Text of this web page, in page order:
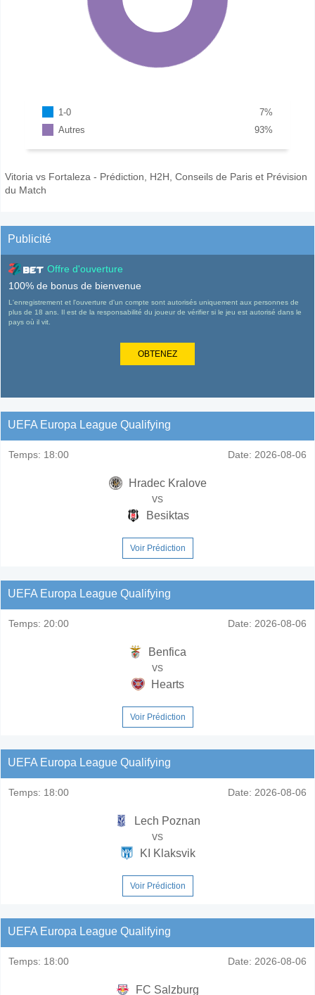
1-0 %
7
Autres
%
93
Vitoria vs Fortaleza - Prédiction, H2H, Conseils de Paris et Prévision
du Match
Publicité
Offre d'ouverture
100% de bonus de bienvenue
L'enregistrement et l'ouverture d'un compte sont autorisés uniquement aux personnes de
plus de 18 ans. Il est de la responsabilité du joueur de vérifier si le jeu est autorisé dans le
pays où il vit.
OBTENEZ
UEFA Europa League Qualifying
Temps: 18:00 Date: 2026-08-06
Hradec Kralove
vs
Besiktas
Voir Prédiction
UEFA Europa League Qualifying
Temps: 20:00 Date: 2026-08-06
Benfica
vs
Hearts
Voir Prédiction
UEFA Europa League Qualifying
Temps: 18:00 Date: 2026-08-06
Lech Poznan
vs
KI Klaksvik
Voir Prédiction
UEFA Europa League Qualifying
Temps: 18:00 Date: 2026-08-06
FC Salzburg